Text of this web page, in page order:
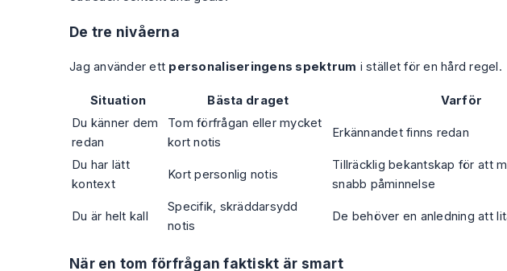
De tre nivåerna
Jag använder ett personaliseringens spektrum i stället för en hård regel.
Situation Bästa draget
Varför
Du känner dem
redan
Tom förfrågan eller mycket
kort notis
Erkännandet finns redan
Du har lätt
kontext
Kort personlig notis
Tillräcklig bekantskap för att
snabb påminnelse
Du är helt kall
Specifik, skräddarsydd
notis
De behöver en anledning att
När en tom förfrågan faktiskt är smart